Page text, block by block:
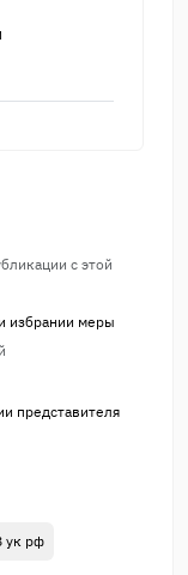
с этой
избрании меры
представителя
ук рф